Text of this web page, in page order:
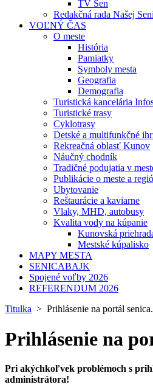
TV Sen
Redakčná rada Našej
VOĽNÝ ČAS
O meste
História
Pamiatky
Symboly mesta
Geografia
Demografia
Turistická kancelária
Turistické trasy
Cyklotrasy
Detské a multifunkčné
Rekreačná oblasť Kunov
Náučný chodník
Tradičné podujatia v
Publikácie o meste a
Ubytovanie
Reštaurácie a kaviarne
Vlaky, MHD, autobusy
Kvalita vody na kúpanie
Kunovská
Mestské kúpalisko
MAPY MESTA
SENICABAJK
Spojené voľby 2026
REFERENDUM 2026
Titulka > Prihlásenie na portál
Prihlásenie na
Pri akýchkoľvek problémoch s
administrátora!